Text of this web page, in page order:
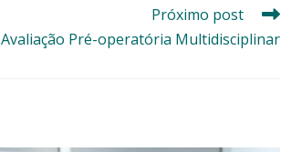
Próximo post
Avaliação Pré-operatória Multidisciplinar